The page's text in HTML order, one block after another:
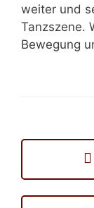
weiter und
Tanzszene.
Bewegung